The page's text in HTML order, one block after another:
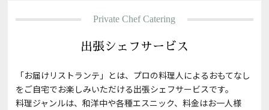
Private Chef Catering
出張シェフサービス
「お届けリストランテ」とは、プロの料理人によるおもてなし
をご自宅でお楽しみいただける出張シェフサービスです。
料理ジャンルは、和洋中や各種エスニック、料金はお一人様